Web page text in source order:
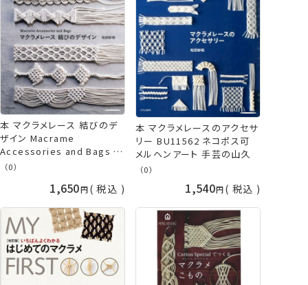
本 マクラメレース 結びのデ
ザイン Macrame
Accessories and Bags ネ
コポス可 メルヘンアート 手
（0）
1,650 税込
本 マクラメレースのアクセサ
リー BU11562 ネコポス可
メルヘンアート 手芸の山久
（0）
1,540 税込